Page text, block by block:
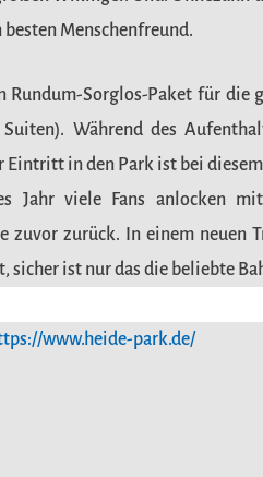
Menschenfreund.
Rundum-Sorglos-Paket für
Während des
in den Park ist bei
Jahr viele Fans anlocken
zuvor zurück. In einem neuen
sicher ist nur das die beliebte
www.heide-park.de/